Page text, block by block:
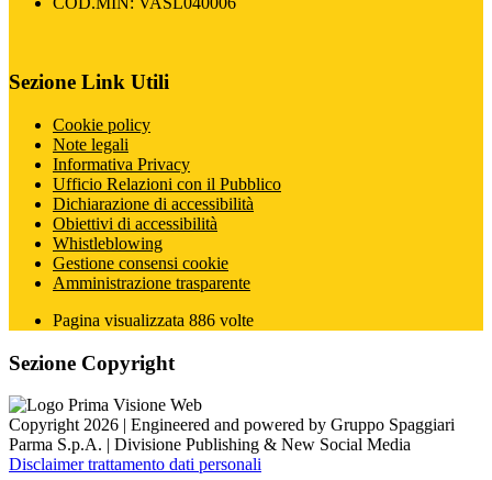
Sezione Link Utili
Cookie policy
Note legali
Informativa Privacy
Ufficio Relazioni con il Pubblico
Dichiarazione di accessibilità
Obiettivi di accessibilità
Whistleblowing
Gestione consensi cookie
Amministrazione trasparente
Pagina visualizzata 886 volte
Sezione Copyright
Copyright 2026 | Engineered and powered by Gruppo Spaggiari
Parma S.p.A. | Divisione Publishing & New Social Media
Disclaimer trattamento dati personali